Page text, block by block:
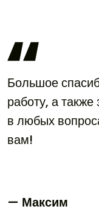
Большое
работу, а
в любых
вам!
— Максим